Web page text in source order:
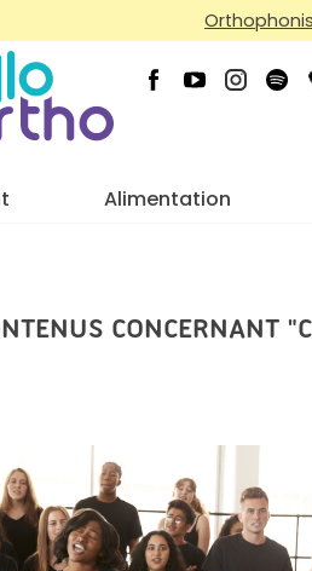
Alimentation
CONCERNANT